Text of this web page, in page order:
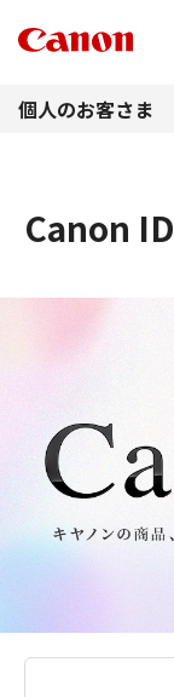
個人のお客さま
Canon ID